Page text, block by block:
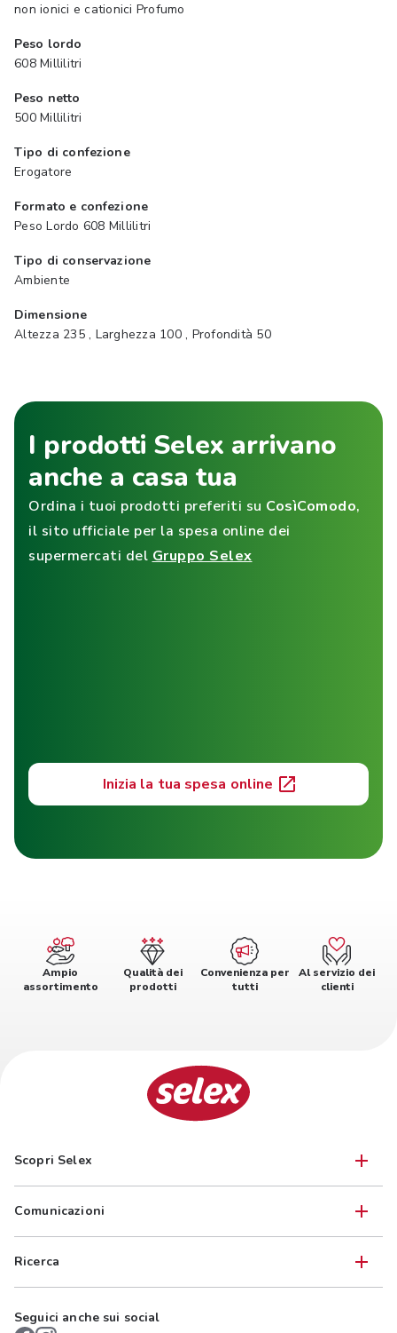
non ionici e cationici Profumo
Peso lordo
608 Millilitri
Peso netto
500 Millilitri
Tipo di confezione
Erogatore
Formato e confezione
Peso Lordo 608 Millilitri
Tipo di conservazione
Ambiente
Dimensione
Altezza 235 , Larghezza 100 , Profondità 50
I prodotti Selex arrivano
anche a casa tua
Ordina i tuoi prodotti preferiti su CosìComodo,
il sito ufficiale per la spesa online dei
supermercati del Gruppo Selex
Inizia la tua spesa online
Ampio
assortimento
Qualità dei
prodotti
Convenienza per
tutti
Al servizio dei
clienti
Scopri Selex
Comunicazioni
Ricerca
Seguici anche sui social